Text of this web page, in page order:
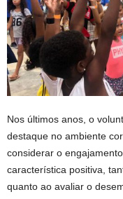
Nos últimos anos, o
destaque no ambiente
considerar o
característica positiva,
quanto ao avaliar o